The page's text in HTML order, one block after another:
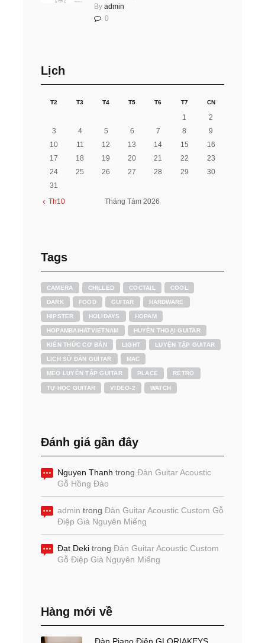
By admin
0
Lịch
T2 T3 T4 T5 T6 T7 CN
1
2
3
4 5 6 7 8
9
10
11 12 13 14 15
16
17
18 19 20 21 22
23
24
25 26 27 28 29
30
31
Th10
Tháng Tám 2026
Tags
CAMERA CHILLED COCTAIL COOL
DARK FOOD GUITAR HARDWARE
HIPSTER HOLIDAYS HOPAM
HOPAMBAIHATVIETNAM HUYỀN THOẠI GUITAR
KIẾN THỨC CƠ BẢN LIGHT LUYỆN TẬP GUITAR
LỊCH SỬ ĐÀN GUITAR MAC
MẸO LUYỆN TẬP GUITAR PLACE RETRO
TỰ HỌC GUITAR VIDEO-2 WATCH
Đánh giá gần đây
Nguyen Thanh trong Đàn Guitar Acoustic
Gỗ Hồng Đào
admin trong Đàn Guitar Acoustic Custom Gỗ
Điệp Già Nguyên Miếng
Đạt Deki trong Đàn Guitar Acoustic Custom
Gỗ Điệp Già Nguyên Miếng
Hàng mới về
Đàn Piano Điện GLORIAKEYS